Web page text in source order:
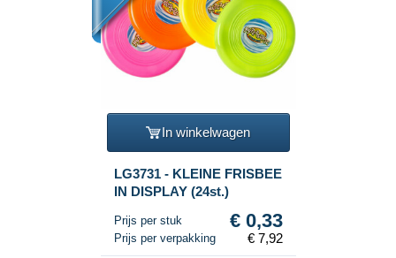
In winkelwagen
LG3731 - KLEINE FRISBEE
IN DISPLAY (24st.)
Prijs per stuk € 0,33
Prijs per verpakking € 7,92